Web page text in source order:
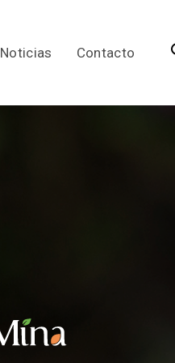
Noticias Contacto